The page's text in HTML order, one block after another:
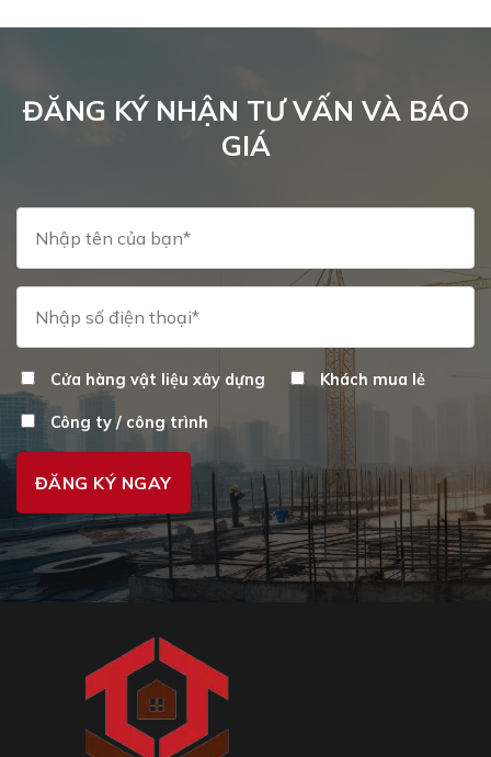
ĐĂNG KÝ NHẬN TƯ VẤN VÀ BÁO
GIÁ
Cửa hàng vật liệu xây dựng Khách mua lẻ
Công ty / công trình